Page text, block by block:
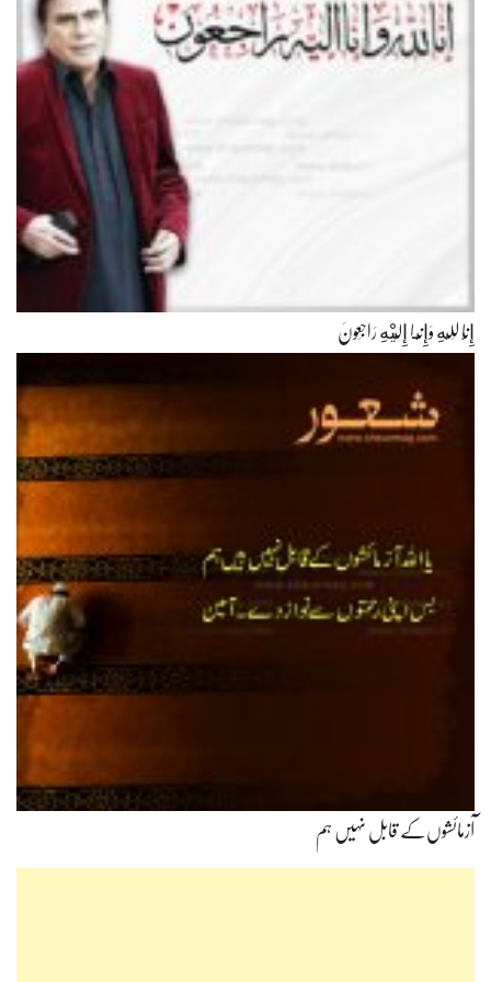
إِنَّا لِلّهِ وَإِنَّـا إِلَيْهِ رَاجِعونَ
آزمائشوں‌کے قابل نہیں ہم